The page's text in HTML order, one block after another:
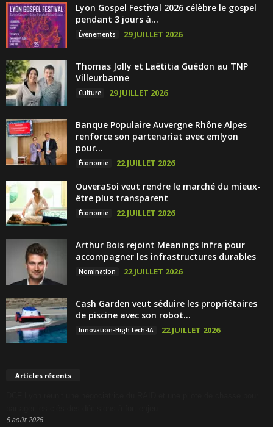
Lyon Gospel Festival 2026 célèbre le gospel
pendant 3 jours à...
Évènements 29 JUILLET 2026
Thomas Jolly et Laëtitia Guédon au TNP
Villeurbanne
Culture 29 JUILLET 2026
Banque Populaire Auvergne Rhône Alpes
renforce son partenariat avec emlyon
pour...
Économie 22 JUILLET 2026
OuveraSoi veut rendre le marché du mieux-
être plus transparent
Économie 22 JUILLET 2026
Arthur Bois rejoint Meanings Infra pour
accompagner les infrastructures durables
Nomination 22 JUILLET 2026
Cash Garden veut séduire les propriétaires
de piscine avec son robot...
Innovation-High tech-IA 22 JUILLET 2026
Articles récents
5 août 2026